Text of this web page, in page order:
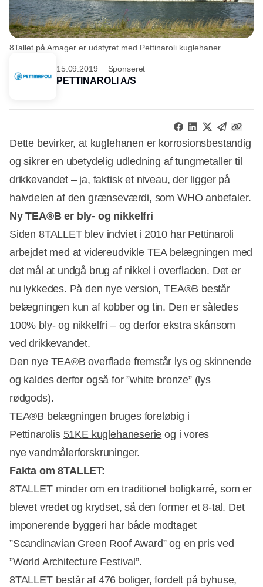
8Tallet på Amager er udstyret med Pettinaroli kuglehaner.
15.09.2019 Sponseret
PETTINAROLI A/S
Dette bevirker, at kuglehanen er korrosionsbestandig
og sikrer en ubetydelig udledning af tungmetaller til
drikkevandet – ja, faktisk et niveau, der ligger på
halvdelen af den grænseværdi, som WHO anbefaler.
Ny TEA®B er bly- og nikkelfri
Siden 8TALLET blev indviet i 2010 har Pettinaroli
arbejdet med at videreudvikle TEA belægningen med
det mål at undgå brug af nikkel i overfladen. Det er
nu lykkedes. På den nye version, TEA®B består
belægningen kun af kobber og tin. Den er således
100% bly- og nikkelfri – og derfor ekstra skånsom
ved drikkevandet.
Den nye TEA®B overflade fremstår lys og skinnende
og kaldes derfor også for ”white bronze” (lys
rødgods).
TEA®B belægningen bruges foreløbig i
Pettinarolis 51KE kuglehaneserie og i vores
nyevandmålerforskruninger.
Fakta om 8TALLET:
8TALLET minder om en traditionel boligkarré, som er
blevet vredet og krydset, så den former et 8-tal. Det
imponerende byggeri har både modtaget
”Scandinavian Green Roof Award” og en pris ved
”World Architecture Festival”.
8TALLET består af 476 boliger, fordelt på byhuse,